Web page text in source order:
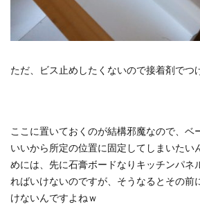
ただ、ビス止めしたくないので接着剤でつ
ここに置いておくのが結構邪魔なので、ベ
いいから所定の位置に固定してしまいたい
めには、先に石膏ボードなりキッチンパネ
ればいけないのですが、そうなるとその前
けないんですよねｗ